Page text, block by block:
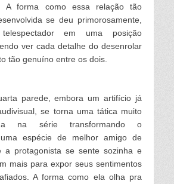
A forma como essa relação tão
se deu primorosamente,
em uma posição
ver cada detalhe do desenrolar
tão genuíno entre os dois.
parede, embora um artifício já
se torna uma tática muito
na série transformando o
espécie de melhor amigo de
a protagonista se sente sozinha e
mais para expor seus sentimentos
A forma como ela olha pra